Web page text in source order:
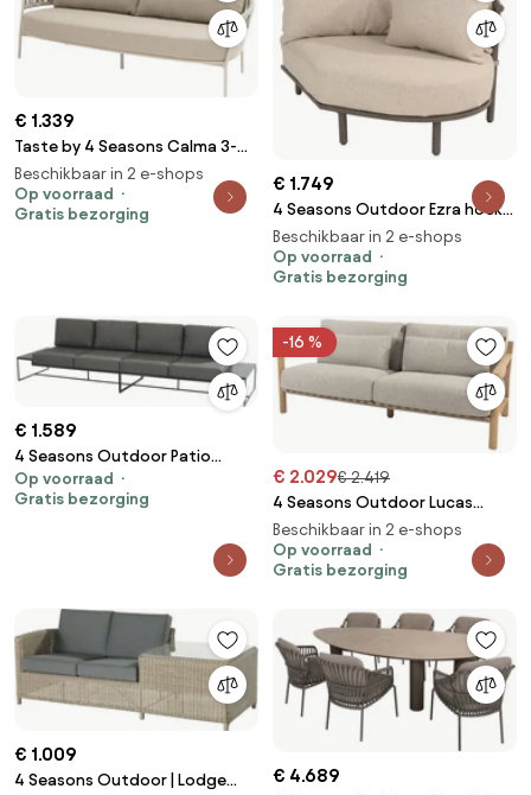
€ 1.339
Taste by 4 Seasons Calma 3-
zits loungebank latte
Loungebank taupe
weerbestendig
Beschikbaar in 2 e-shops
Op voorraad
Gratis bezorging
€ 1.749
4 Seasons Outdoor Ezra hoek
love island terre
LoungebankLoungeset bruin
weerbestendig
Beschikbaar in 2 e-shops
Op voorraad
Gratis bezorging
€ 1.589
4 Seasons Outdoor Patio
vierzits loungebank ** SALE **
Loungebank antraciet
Op voorraad
Gratis bezorging
-16 %
€ 2.029€ 2.419
4 Seasons Outdoor Lucas
loungebank SALE Loungebank
beige weerbestendig
Beschikbaar in 2 e-shops
Op voorraad
Gratis bezorging
€ 1.009
4 Seasons Outdoor | Lodge
€ 4.689